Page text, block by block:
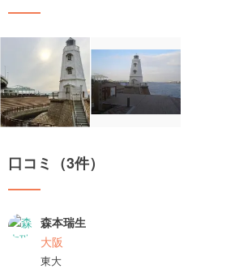
口コミ（3件）
森本瑞生
大阪
東大